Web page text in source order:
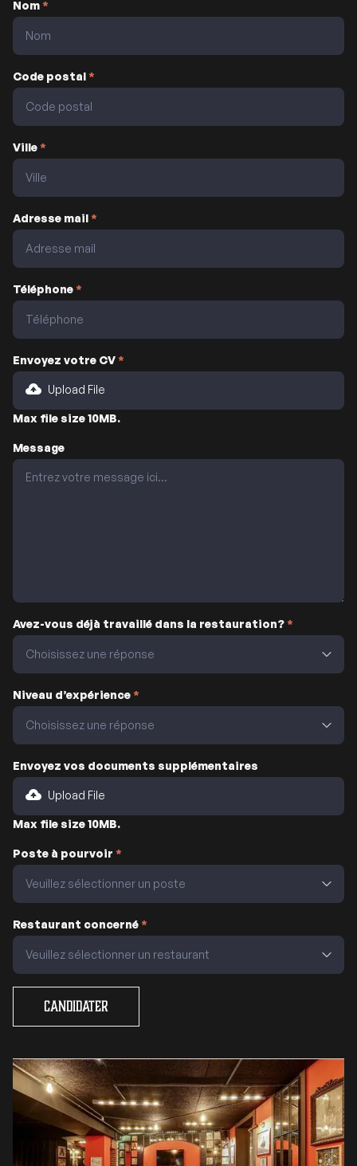
Nom*
Code postal*
Ville*
Adresse mail*
Téléphone*
Envoyez votre CV*
Upload File
Max file size 10MB.
Message
Avez-vous déjà travaillé dans la restauration?*
Niveau d’expérience*
Envoyez vos documents supplémentaires
Upload File
Max file size 10MB.
Poste à pourvoir *
Restaurant concerné*
Candidater